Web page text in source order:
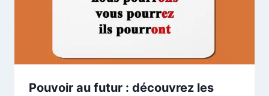
Pouvoir au futur : découvrez les